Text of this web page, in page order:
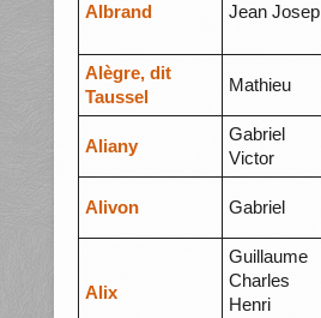
Albrand Jean
Alègre, dit
Taussel
Mathieu
Aliany
Gabriel
Victor
Alivon Gabriel
Alix
Guillaume
Charles
Henri